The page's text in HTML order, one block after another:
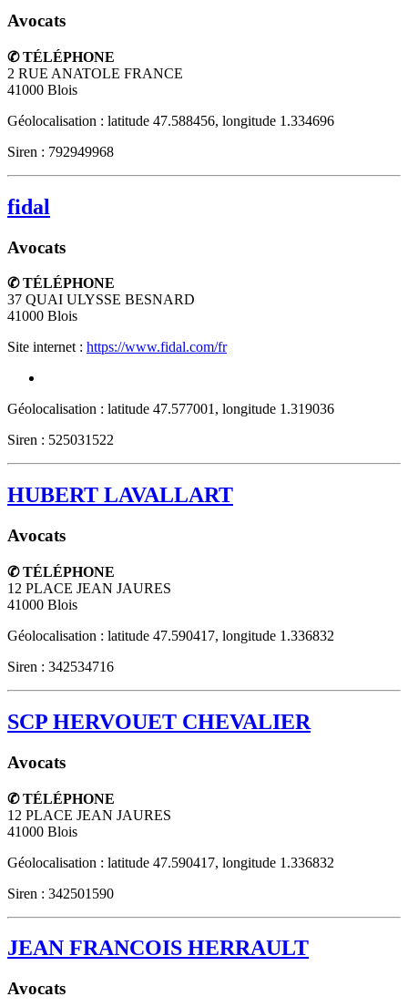
Avocats
✆ TÉLÉPHONE
2 RUE ANATOLE FRANCE
41000 Blois
Géolocalisation : latitude 47.588456, longitude 1.334696
Siren : 792949968
fidal
Avocats
✆ TÉLÉPHONE
37 QUAI ULYSSE BESNARD
41000 Blois
Site internet : https://www.fidal.com/fr
Géolocalisation : latitude 47.577001, longitude 1.319036
Siren : 525031522
HUBERT LAVALLART
Avocats
✆ TÉLÉPHONE
12 PLACE JEAN JAURES
41000 Blois
Géolocalisation : latitude 47.590417, longitude 1.336832
Siren : 342534716
SCP HERVOUET CHEVALIER
Avocats
✆ TÉLÉPHONE
12 PLACE JEAN JAURES
41000 Blois
Géolocalisation : latitude 47.590417, longitude 1.336832
Siren : 342501590
JEAN FRANCOIS HERRAULT
Avocats